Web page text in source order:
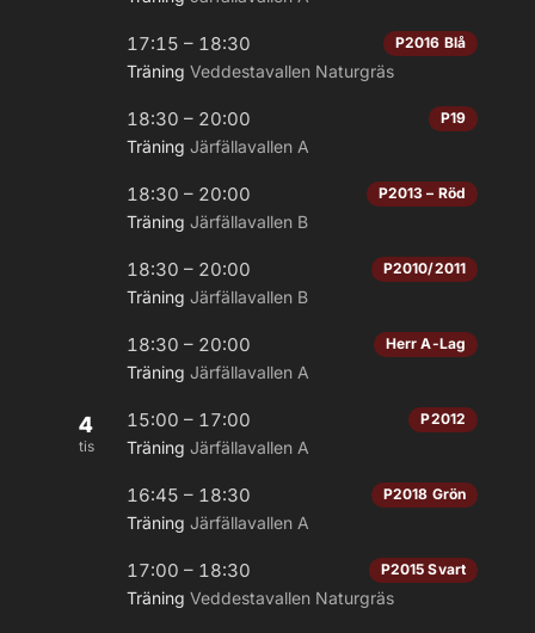
17:15 – 18:30 P2016 Blå
Träning Veddestavallen Naturgräs
18:30 – 20:00 P19
Träning Järfällavallen A
18:30 – 20:00 P2013 – Röd
Träning Järfällavallen B
18:30 – 20:00 P2010/2011
Träning Järfällavallen B
18:30 – 20:00 Herr A-Lag
Träning Järfällavallen A
4
tis
15:00 – 17:00 P2012
Träning Järfällavallen A
16:45 – 18:30 P2018 Grön
Träning Järfällavallen A
17:00 – 18:30 P2015 Svart
Träning Veddestavallen Naturgräs